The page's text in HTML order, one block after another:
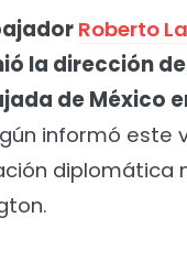
Roberto
la dirección
de México
informó este
diplomática